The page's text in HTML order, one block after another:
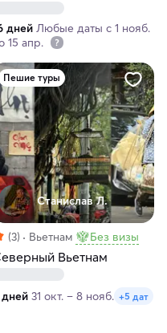
дней Любые даты с 1 нояб.
15 апр.
Пешие туры
Станислав Л.
(3) Вьетнам Без визы
Вьетнам
31 окт. – 8 нояб. +5 дат